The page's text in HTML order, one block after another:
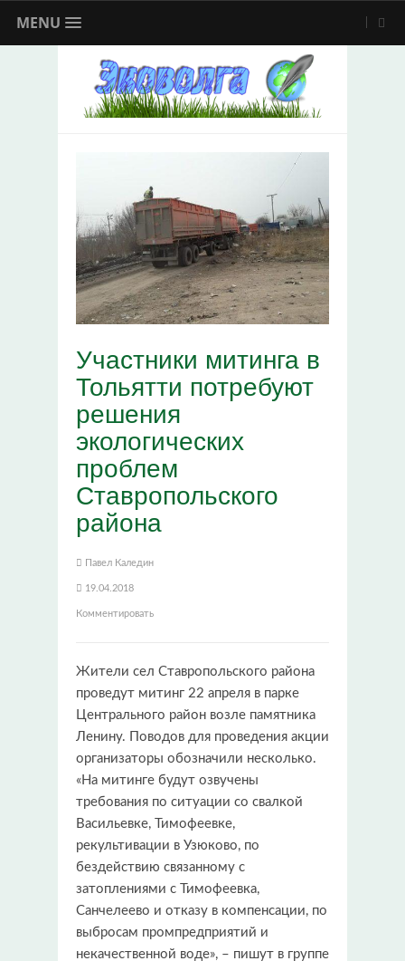
MENU
Участники митинга в
Тольятти потребуют
решения
экологических
проблем
Ставропольского
района
Павел Каледин
19.04.2018
Комментировать
Жители сел Ставропольского района
проведут митинг 22 апреля в парке
Центрального район возле памятника
Ленину. Поводов для проведения акции
организаторы обозначили несколько.
«На митинге будут озвучены
требования по ситуации со свалкой
Васильевке, Тимофеевке,
рекультивации в Узюково, по
бездействию связанному с
затоплениями с Тимофеевка,
Санчелеево и отказу в компенсации, по
выбросам промпредприятий и
некачественной воде», – пишут в группе